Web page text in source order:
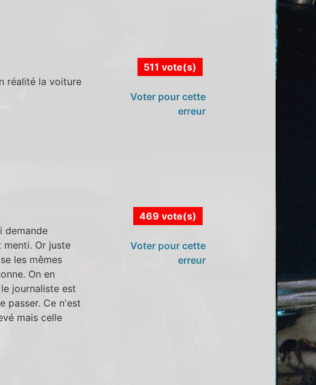
réalité la voiture
511 vote(s)
Voter pour cette
erreur
demande
Or juste
les mêmes
On en
journaliste est
passer. Ce n'est
mais celle
469 vote(s)
Voter pour cette
erreur